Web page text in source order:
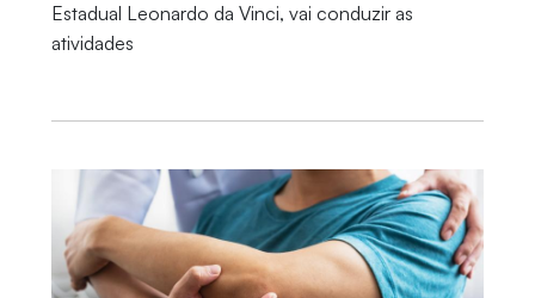
Estadual Leonardo da Vinci, vai conduzir as
atividades